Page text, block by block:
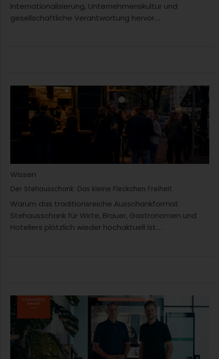
Internationalisierung, Unternehmenskultur und
gesellschaftliche Verantwortung hervor....
Wissen
Der Stehausschank: Das kleine Fleckchen Freiheit
Warum das traditionsreiche Ausschankformat
Stehausschank für Wirte, Brauer, Gastronomen und
Hoteliers plötzlich wieder hochaktuell ist....